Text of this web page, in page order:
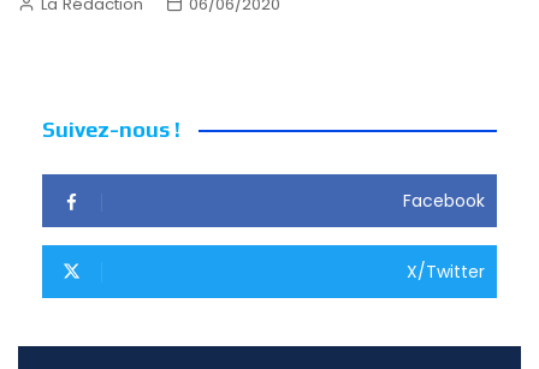
La Rédaction 06/06/2020
Suivez-nous !
Facebook
X/Twitter